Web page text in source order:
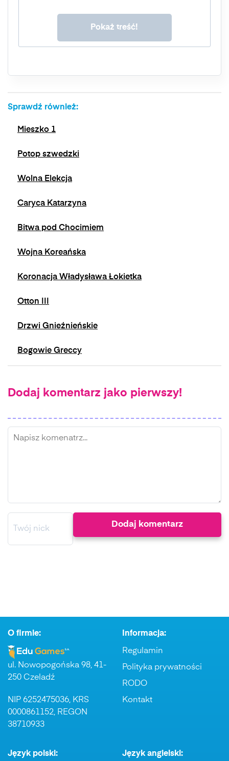
sprostowania, usunięcia, ograniczenia
przetwarzania, prawo do przenoszenia danych,
bez wpływu na zgodność z prawem
jest możliwe poprzez kontakt z Administratorem
naciśniecie przycisku "wypisz się" znajdującego
Sprawdź również:
Mieszko 1
Potop szwedzki
Wolna Elekcja
Caryca Katarzyna
Bitwa pod Chocimiem
Wojna Koreańska
Koronacja Władysława Łokietka
Otton III
Drzwi Gnieźnieńskie
Bogowie Greccy
Dodaj komentarz jako pierwszy!
O firmie:
ul. Nowopogońska 98, 41-
250 Czeladź
NIP 6252475036, KRS
0000861152, REGON
38710933
Informacja:
Regulamin
Polityka prywatności
RODO
Kontakt
Język polski: Język angielski: